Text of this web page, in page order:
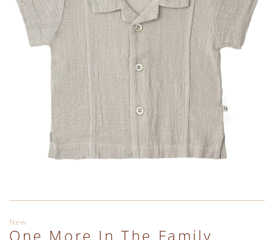
Ga naar het begin van de afbeeldingen-gallerij
New
One More In The Family